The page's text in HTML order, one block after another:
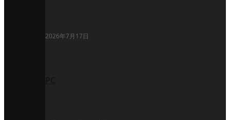
2026年7月17日